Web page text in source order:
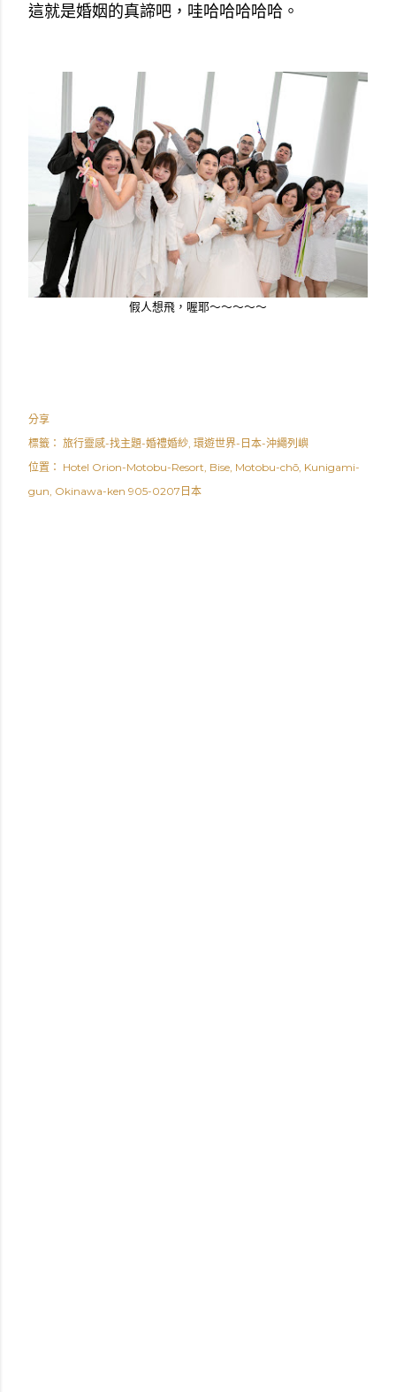
這就是婚姻的真諦吧，哇哈哈哈哈哈。
假人想飛，喔耶～～～～～
分享
標籤： 旅行靈感-找主題-婚禮婚紗 環遊世界-日本-沖繩列嶼
位置： Hotel Orion-Motobu-Resort, Bise, Motobu-chō, Kunigami-
gun, Okinawa-ken 905-0207日本